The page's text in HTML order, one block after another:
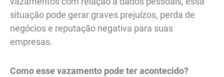
situação pode gerar graves prejuízos, perda de
negócios e reputação negativa para suas
empresas.
Como esse vazamento pode ter acontecido?